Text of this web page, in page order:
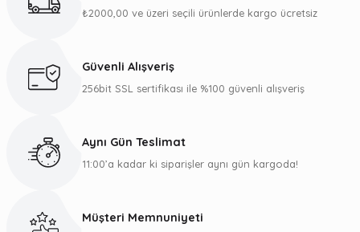
₺2000,00 ve üzeri seçili ürünlerde kargo ücretsiz
Güvenli Alışveriş
256bit SSL sertifikası ile %100 güvenli alışveriş
Aynı Gün Teslimat
11:00’a kadar ki siparişler aynı gün kargoda!
Müşteri Memnuniyeti